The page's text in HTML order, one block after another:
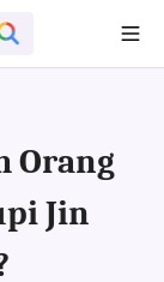
Orang
Jin